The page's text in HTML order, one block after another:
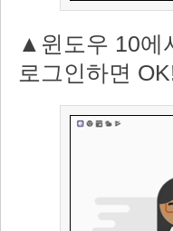
▲윈도우 10에
로그인하면